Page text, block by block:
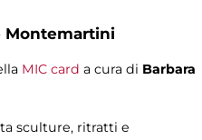
Montemartini
MIC card a cura di Barbara
sculture, ritratti e